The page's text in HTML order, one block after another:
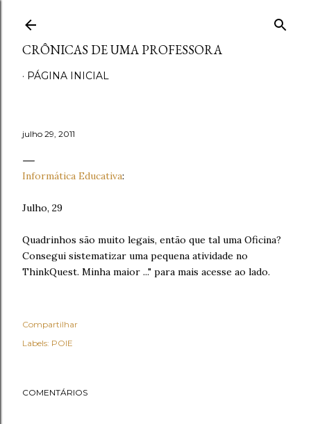
CRÔNICAS DE UMA PROFESSORA
PÁGINA INICIAL
julho 29, 2011
Informática Educativa:
Julho, 29
Quadrinhos são muito legais, então que tal uma Oficina?
Consegui sistematizar uma pequena atividade no
ThinkQuest. Minha maior ..." para mais acesse ao lado.
Compartilhar
Labels: POIE
COMENTÁRIOS